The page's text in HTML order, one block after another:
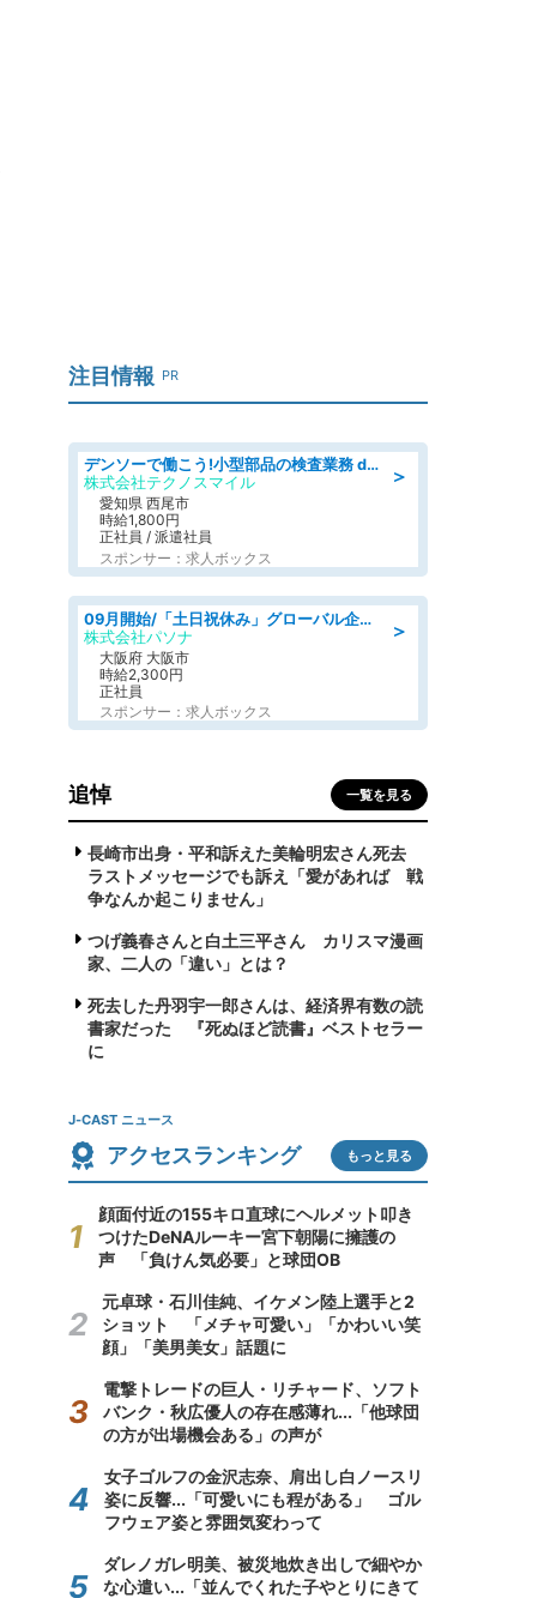
注目情報 PR
＞
デンソーで働こう!小型部品の検査業務 denso aichi
株式会社テクノスマイル
愛知県 西尾市
時給1,800円
正社員 / 派遣社員
スポンサー：求人ボックス
＞
09月開始/「土日祝休み」グローバル企業での産業保健のお仕事/保健師/高時給/残業なし/服装自由
株式会社パソナ
大阪府 大阪市
時給2,300円
正社員
スポンサー：求人ボックス
追悼 一覧を見る
長崎市出身・平和訴えた美輪明宏さん死去
ラストメッセージでも訴え「愛があれば 戦
争なんか起こりません」
つげ義春さんと白土三平さん カリスマ漫画
家、二人の「違い」とは？
死去した丹羽宇一郎さんは、経済界有数の読
書家だった 『死ぬほど読書』ベストセラー
に
J-CAST ニュース
アクセスランキング もっと見る
顔面付近の155キロ直球にヘルメット叩き
つけたDeNAルーキー宮下朝陽に擁護の
声 「負けん気必要」と球団OB
元卓球・石川佳純、イケメン陸上選手と2
ショット 「メチャ可愛い」「かわいい笑
顔」「美男美女」話題に
電撃トレードの巨人・リチャード、ソフト
バンク・秋広優人の存在感薄れ...「他球団
の方が出場機会ある」の声が
女子ゴルフの金沢志奈、肩出し白ノースリ
姿に反響...「可愛いにも程がある」 ゴル
フウェア姿と雰囲気変わって
ダレノガレ明美、被災地炊き出しで細やか
な心遣い...「並んでくれた子やとりにきて